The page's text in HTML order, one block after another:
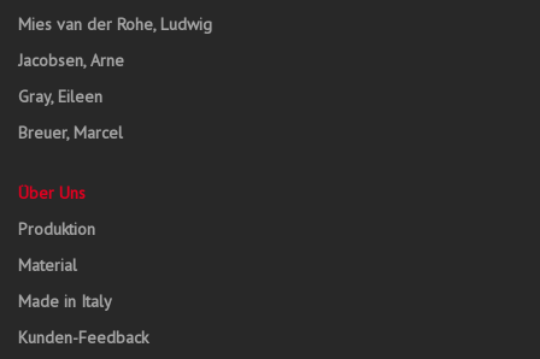
Mies van der Rohe, Ludwig
Jacobsen, Arne
Gray, Eileen
Breuer, Marcel
Über Uns
Produktion
Material
Made in Italy
Kunden-Feedback